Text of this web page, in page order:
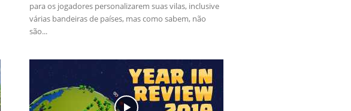
para os jogadores personalizarem suas vilas, inclusive
várias bandeiras de países, mas como sabem, não
são...